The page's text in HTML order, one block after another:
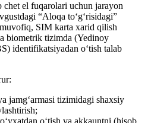
el fuqarolari uchun jarayon
“Aloqa to‘g‘risidagi”
SIM karta xarid qilish
biometrik tizimda (Yedinoy
identifikatsiyadan o‘tish talab
jamg‘armasi tizimidagi shaxsiy
o‘tish va akkauntni (hisob